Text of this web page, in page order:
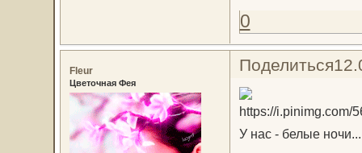
0
Поделиться
Fleur
Цветочная Фея
У нас - белые ночи...